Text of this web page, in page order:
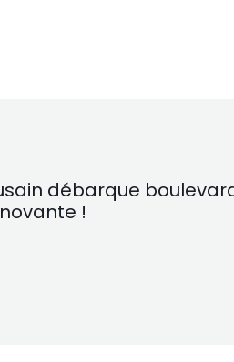
débarque
!